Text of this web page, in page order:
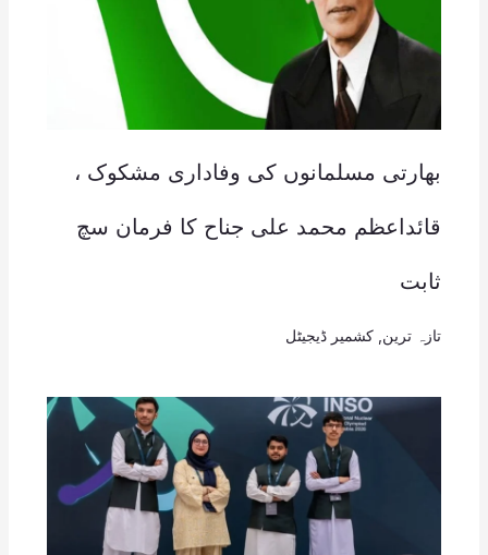
بھارتی مسلمانوں کی وفاداری مشکوک ،
قائداعظم محمد علی جناح کا فرمان سچ
ثابت
تازہ ترین کشمیر ڈیجیٹل